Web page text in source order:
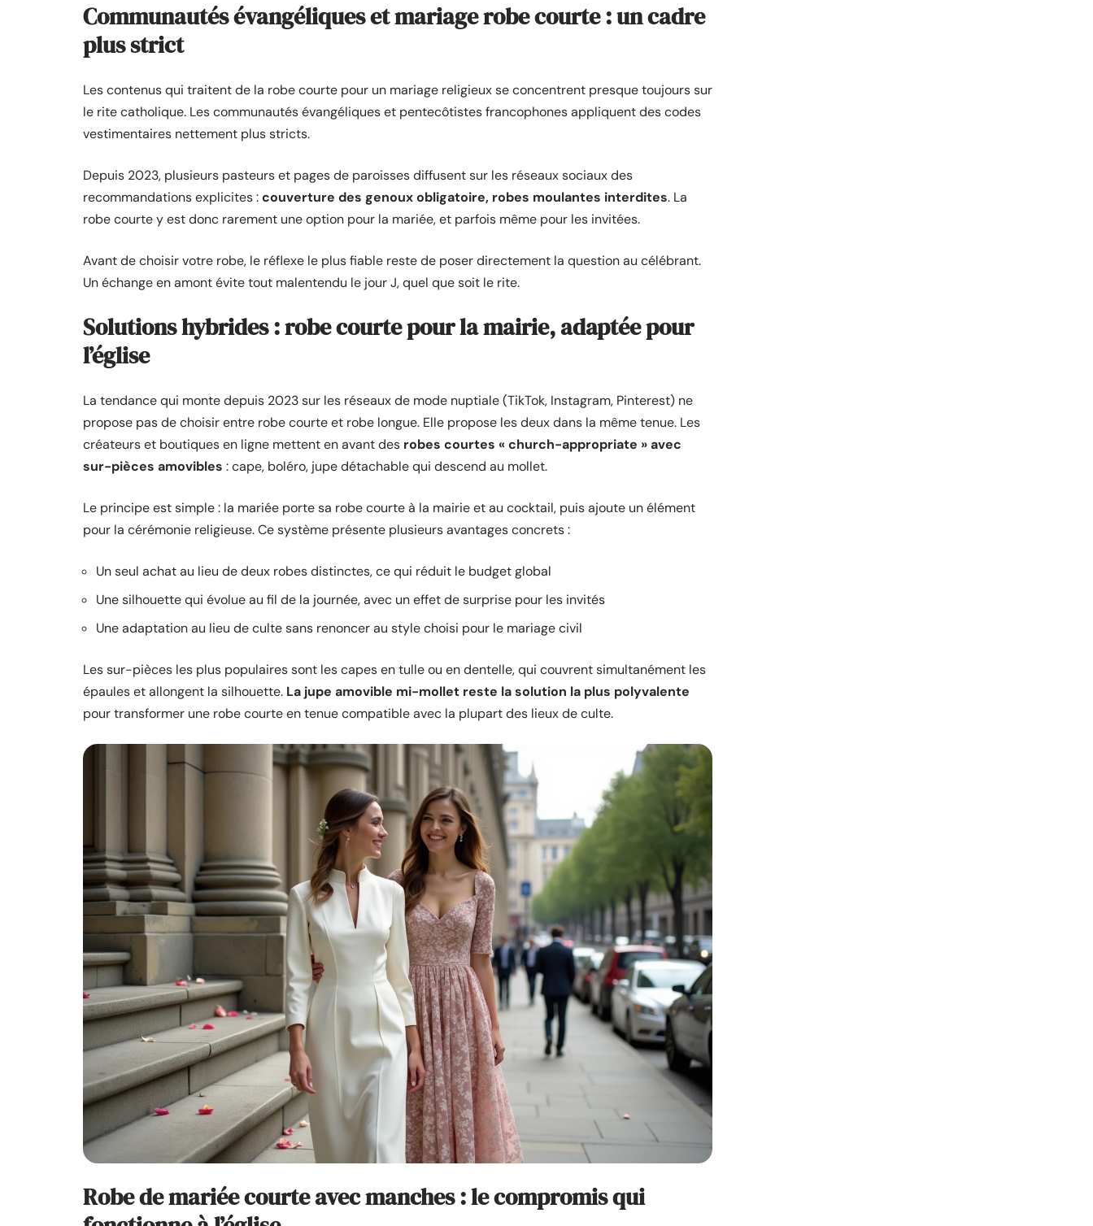
Communautés évangéliques et mariage robe courte : un cadre
plus strict
Les contenus qui traitent de la robe courte pour un mariage religieux se concentrent presque toujours sur
le rite catholique. Les communautés évangéliques et pentecôtistes francophones appliquent des codes
vestimentaires nettement plus stricts.
Depuis 2023, plusieurs pasteurs et pages de paroisses diffusent sur les réseaux sociaux des
recommandations explicites :couverture des genoux obligatoire, robes moulantes interdites. La
robe courte y est donc rarement une option pour la mariée, et parfois même pour les invitées.
Avant de choisir votre robe, le réflexe le plus fiable reste de poser directement la question au célébrant.
Un échange en amont évite tout malentendu le jour J, quel que soit le rite.
Solutions hybrides : robe courte pour la mairie, adaptée pour
l’église
La tendance qui monte depuis 2023 sur les réseaux de mode nuptiale (TikTok, Instagram, Pinterest) ne
propose pas de choisir entre robe courte et robe longue. Elle propose les deux dans la même tenue. Les
créateurs et boutiques en ligne mettent en avant des robes courtes « church-appropriate » avec
sur-pièces amovibles : cape, boléro, jupe détachable qui descend au mollet.
Le principe est simple : la mariée porte sa robe courte à la mairie et au cocktail, puis ajoute un élément
pour la cérémonie religieuse. Ce système présente plusieurs avantages concrets :
Un seul achat au lieu de deux robes distinctes, ce qui réduit le budget global
Une silhouette qui évolue au fil de la journée, avec un effet de surprise pour les invités
Une adaptation au lieu de culte sans renoncer au style choisi pour le mariage civil
Les sur-pièces les plus populaires sont les capes en tulle ou en dentelle, qui couvrent simultanément les
épaules et allongent la silhouette. La jupe amovible mi-mollet reste la solution la plus polyvalente
pour transformer une robe courte en tenue compatible avec la plupart des lieux de culte.
Robe de mariée courte avec manches : le compromis qui